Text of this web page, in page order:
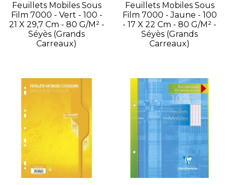
Feuillets Mobiles Sous
Film 7000 - Vert - 100 -
21 X 29,7 Cm - 80 G/m² -
Séyès (grands
Carreaux)
Feuillets Mobiles Sous
Film 7000 - Jaune - 100
- 17 X 22 Cm - 80 G/m² -
Séyès (grands
Carreaux)